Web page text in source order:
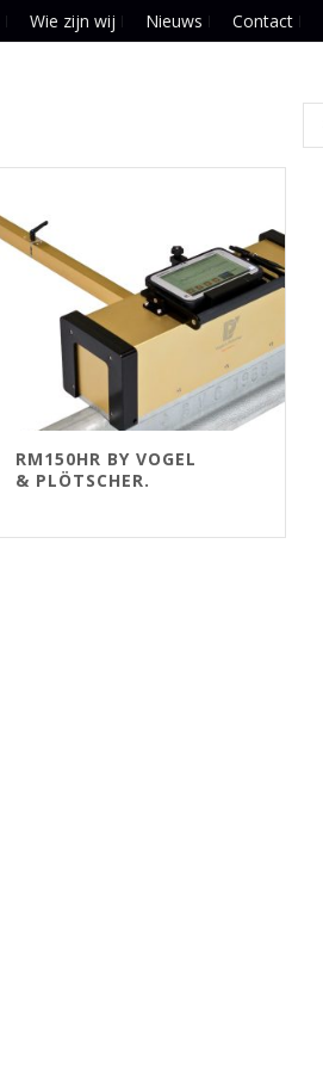
Wie zijn wij Nieuws Contact
RM150HR BY VOGEL
& PLÖTSCHER.